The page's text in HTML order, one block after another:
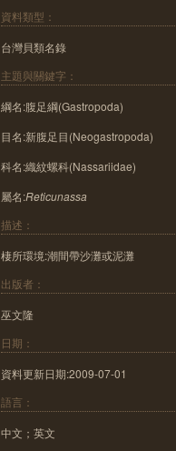
資料類型：
台灣貝類名錄
主題與關鍵字：
綱名:腹足綱(Gastropoda)
目名:新腹足目(Neogastropoda)
科名:織紋螺科(Nassariidae)
屬名:Reticunassa
描述：
棲所環境:潮間帶沙灘或泥灘
出版者：
巫文隆
日期：
資料更新日期:2009-07-01
語言：
中文；英文